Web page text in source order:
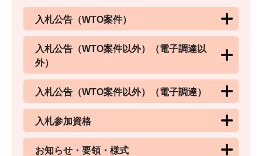
入札公告（WTO案件）
入札公告（WTO案件以外）（電子調達以
外）
入札公告（WTO案件以外）（電子調達）
入札参加資格
お知らせ・要領・様式